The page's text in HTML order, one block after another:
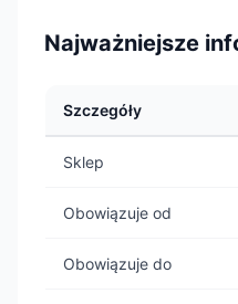
Najważniejsze
Szczegóły
Sklep
Obowiązuje od
Obowiązuje do